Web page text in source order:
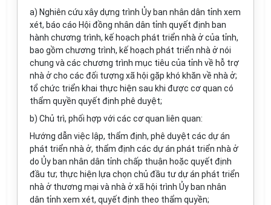
a) Nghiên cứu xây dựng trình Ủy ban nhân dân tỉnh xem
xét, báo cáo Hội đồng nhân dân tỉnh quyết định ban
hành chương trình, kế hoạch phát triển nhà ở của tỉnh,
bao gồm chương trình, kế hoạch phát triển nhà ở nói
chung và các chương trình mục tiêu của tỉnh về hỗ trợ
nhà ở cho các đối tượng xã hội gặp khó khăn về nhà ở;
tổ chức triển khai thực hiện sau khi được cơ quan có
thẩm quyền quyết định phê duyệt;
b) Chủ trì, phối hợp với các cơ quan liên quan:
Hướng dẫn việc lập, thẩm định, phê duyệt các dự án
phát triển nhà ở, thẩm định các dự án phát triển nhà ở
do Ủy ban nhân dân tỉnh chấp thuận hoặc quyết định
đầu tư; thực hiện lựa chọn chủ đầu tư dự án phát triển
nhà ở thương mại và nhà ở xã hội trình Ủy ban nhân
dân tỉnh xem xét, quyết định theo thẩm quyền;